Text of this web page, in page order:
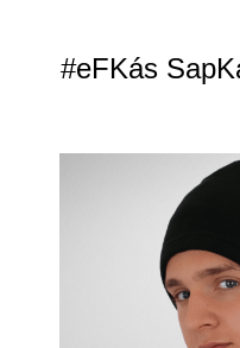
#eFKás